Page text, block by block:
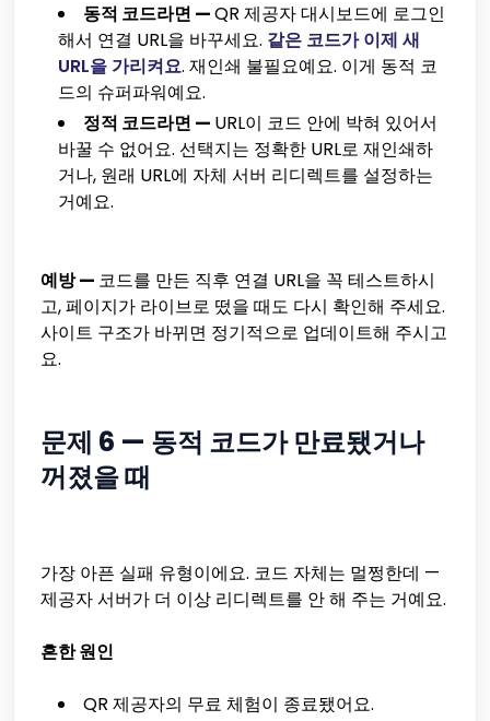
동적 코드라면 —QR 제공자 대시보드에 로그인
해서 연결 URL을 바꾸세요. 같은 코드가 이제 새
URL을 가리켜요. 재인쇄 불필요예요. 이게 동적 코
드의 슈퍼파워예요.
정적 코드라면 — URL이 코드 안에 박혀 있어서
바꿀 수 없어요. 선택지는 정확한 URL로 재인쇄하
거나, 원래 URL에 자체 서버 리디렉트를 설정하는
거예요.
예방 — 코드를 만든 직후 연결 URL을 꼭 테스트하시
고, 페이지가 라이브로 떴을 때도 다시 확인해 주세요.
사이트 구조가 바뀌면 정기적으로 업데이트해 주시고
요.
문제 6 — 동적 코드가 만료됐거나
꺼졌을 때
가장 아픈 실패 유형이에요. 코드 자체는 멀쩡한데 —
제공자 서버가 더 이상 리디렉트를 안 해 주는 거예요.
흔한 원인
QR 제공자의 무료 체험이 종료됐어요.